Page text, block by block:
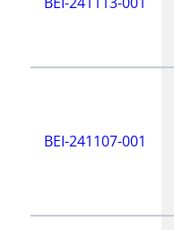
BEI-241107-001